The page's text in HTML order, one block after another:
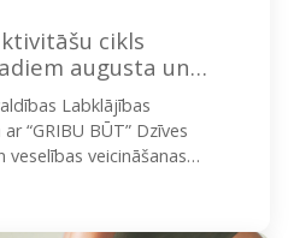
cikls
augusta un
Labklājības
“GRIBU BŪT” Dzīves
veicināšanas
aktivitāšu…